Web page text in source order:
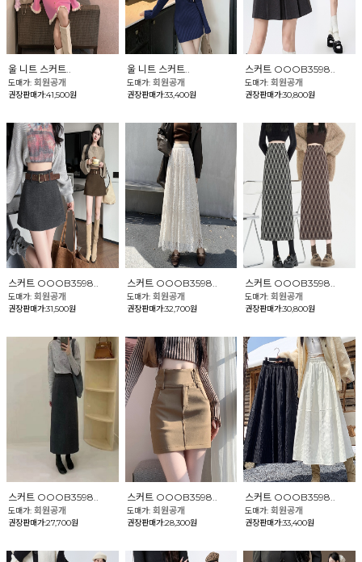
울 니트 스커트..
도매가: 회원공개
권장판매가:41,500원
울 니트 스커트..
도매가: 회원공개
권장판매가:33,400원
스커트 OOOB3598..
도매가:회원공개
권장판매가:30,800원
스커트 OOOB3598..
도매가: 회원공개
권장판매가:31,500원
스커트 OOOB3598..
도매가: 회원공개
권장판매가:32,700원
스커트 OOOB3598..
도매가:회원공개
권장판매가:30,800원
스커트 OOOB3598..
도매가: 회원공개
권장판매가:27,700원
스커트 OOOB3598..
도매가: 회원공개
권장판매가:28,300원
스커트 OOOB3598..
도매가:회원공개
권장판매가:33,400원